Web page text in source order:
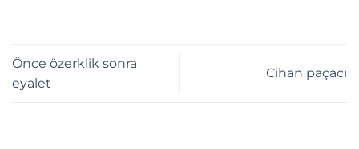
Önce özerklik sonra
eyalet
Cihan paçacı